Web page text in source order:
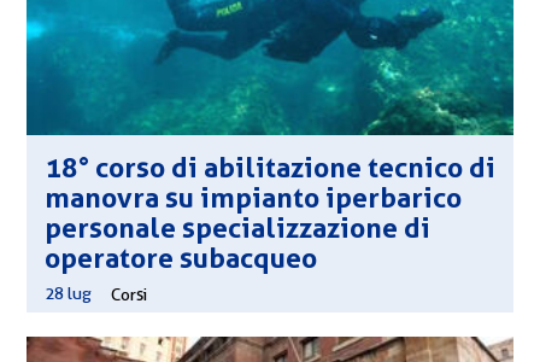
18° corso di abilitazione tecnico di
manovra su impianto iperbarico
personale specializzazione di
operatore subacqueo
28 lug Corsi